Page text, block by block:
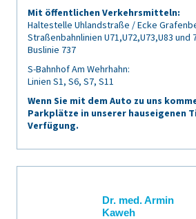
Mit öffentlichen Verkehrsmitteln:
Haltestelle Uhlandstraße / Ecke
Straßenbahnlinien U71,U72,U73,U83 und
Buslinie 737
S-Bahnhof Am Wehrhahn:
Linien S1, S6, S7, S11
Wenn Sie mit dem Auto zu uns
Parkplätze in unserer hauseigenen
Verfügung.
Dr. med. Armin
Kaweh